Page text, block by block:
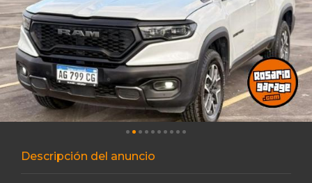
Descripción del anuncio